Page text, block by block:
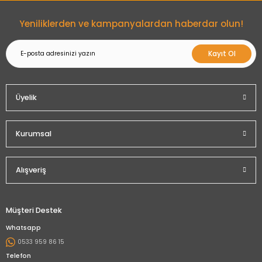
Yeniliklerden ve kampanyalardan haberdar olun!
Kayıt Ol
Üyelik
Kurumsal
Alışveriş
Müşteri Destek
Whatsapp
0533 959 86 15
Telefon